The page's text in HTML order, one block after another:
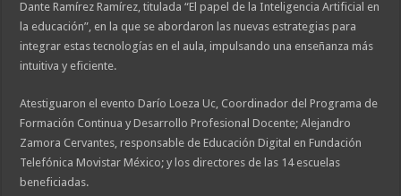
Dante Ramírez Ramírez, titulada “El papel de la Inteligencia Artificial en
la educación”, en la que se abordaron las nuevas estrategias para
integrar estas tecnologías en el aula, impulsando una enseñanza más
intuitiva y eficiente.
Atestiguaron el evento Darío Loeza Uc, Coordinador del Programa de
Formación Continua y Desarrollo Profesional Docente; Alejandro
Zamora Cervantes, responsable de Educación Digital en Fundación
Telefónica Movistar México; y los directores de las 14 escuelas
beneficiadas.